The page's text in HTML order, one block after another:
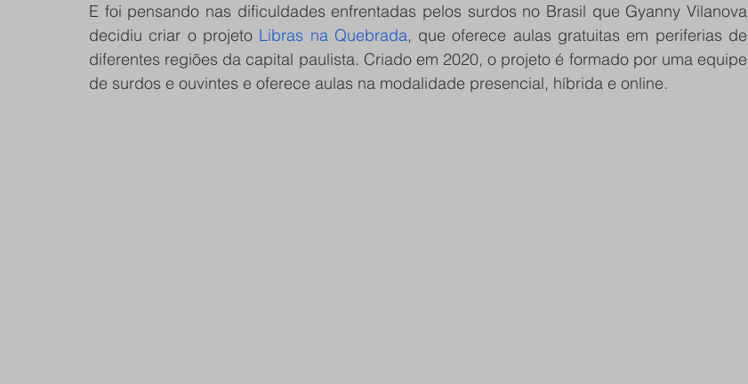
E foi pensando nas dificuldades enfrentadas pelos surdos no Brasil que Gyanny Vilanova
decidiu criar o projeto Libras na Quebrada, que oferece aulas gratuitas em periferias de
diferentes regiões da capital paulista. Criado em 2020, o projeto é formado por uma equipe
de surdos e ouvintes e oferece aulas na modalidade presencial, híbrida e online.